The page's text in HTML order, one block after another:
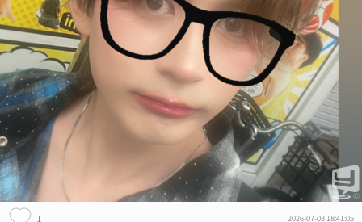
1 2026-07-03 18:41:05